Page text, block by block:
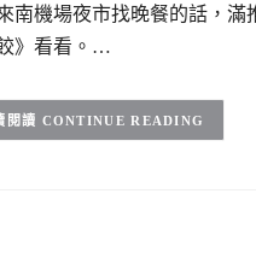
南機場夜市找晚餐的話，
》看看。…
CONTINUE READING